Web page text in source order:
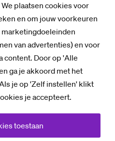
plaatsen cookies voor
en om jouw voorkeuren
marketingdoeleinden
van advertenties) en voor
content. Door op 'Alle
ga je akkoord met het
je op 'Zelf instellen' klikt
je accepteert.
toestaan